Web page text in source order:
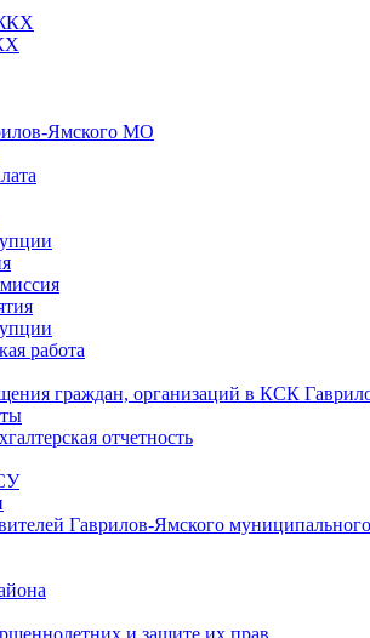
Ямского МО
работа
граждан, организаций в КСК
отчетность
Гаврилов-Ямского
и защите их прав